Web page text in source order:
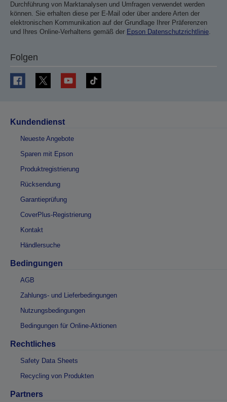
Durchführung von Marktanalysen und Umfragen verwendet werden
können. Sie erhalten diese per E-Mail oder über andere Arten der
elektronischen Kommunikation auf der Grundlage Ihrer Präferenzen
und Ihres Online-Verhaltens gemäß der Epson Datenschutzrichtlinie.
Folgen
Kundendienst
Neueste Angebote
Sparen mit Epson
Produktregistrierung
Rücksendung
Garantieprüfung
CoverPlus-Registrierung
Kontakt
Händlersuche
Bedingungen
AGB
Zahlungs- und Lieferbedingungen
Nutzungsbedingungen
Bedingungen für Online-Aktionen
Rechtliches
Safety Data Sheets
Recycling von Produkten
Partners